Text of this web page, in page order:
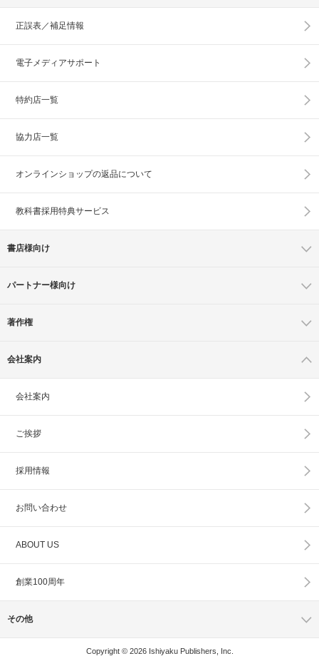
正誤表／補足情報
電子メディアサポート
特約店一覧
協力店一覧
オンラインショップの返品について
教科書採用特典サービス
書店様向け
パートナー様向け
著作権
会社案内
会社案内
ご挨拶
採用情報
お問い合わせ
ABOUT US
創業100周年
その他
Copyright © 2026 Ishiyaku Publishers, Inc.